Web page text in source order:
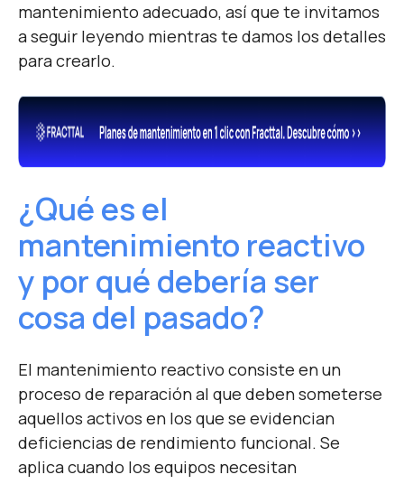
mantenimiento adecuado, así que te invitamos
a seguir leyendo mientras te damos los detalles
para crearlo.
¿Qué es el
mantenimiento reactivo
y por qué debería ser
cosa del pasado?
El mantenimiento reactivo consiste en un
proceso de reparación al que deben someterse
aquellos activos en los que se evidencian
deficiencias de rendimiento funcional. Se
aplica cuando los equipos necesitan